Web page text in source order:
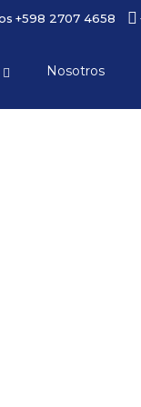
+598 2707 4658
Nosotros